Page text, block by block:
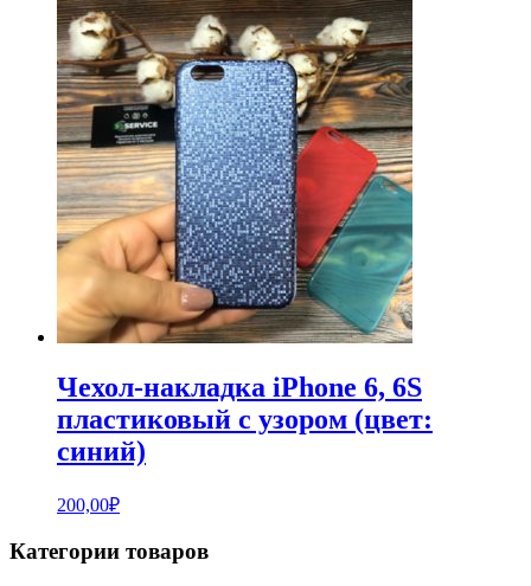
Чехол-накладка iPhone 6, 6S
пластиковый с узором (цвет:
синий)
200,00₽
Категории товаров